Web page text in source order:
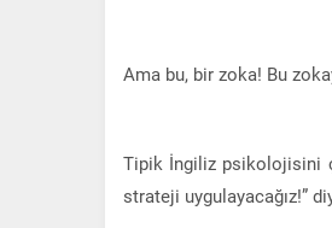
Ama bu, bir zoka! Bu
Tipik İngiliz psikolojisini
strateji uygulayacağız!”